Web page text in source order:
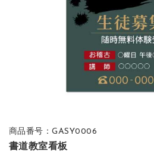
商品番号：GASY0006
書道教室看板